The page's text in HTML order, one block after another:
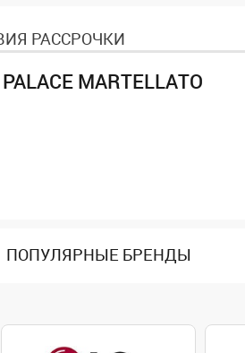
РАССРОЧКИ
MARTELLATO
ПОПУЛЯРНЫЕ БРЕНДЫ